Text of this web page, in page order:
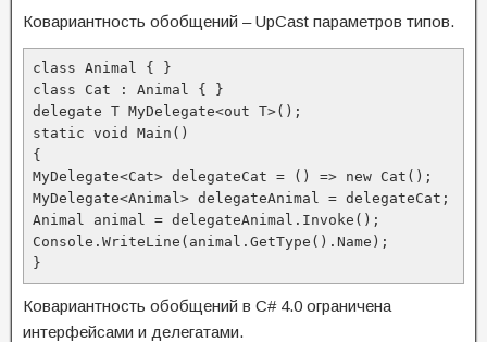
Ковариантность обобщений – UpCast параметров типов.
class Animal { }
class Cat : Animal { }
delegate T MyDelegate<out T>();
static void Main()
{
MyDelegate<Cat> delegateCat = () => new Cat();
MyDelegate<Animal> delegateAnimal = delegateCat;
Animal animal = delegateAnimal.Invoke();
Console.WriteLine(animal.GetType().Name);
}
Ковариантность обобщений в C# 4.0 ограничена
интерфейсами и делегатами.